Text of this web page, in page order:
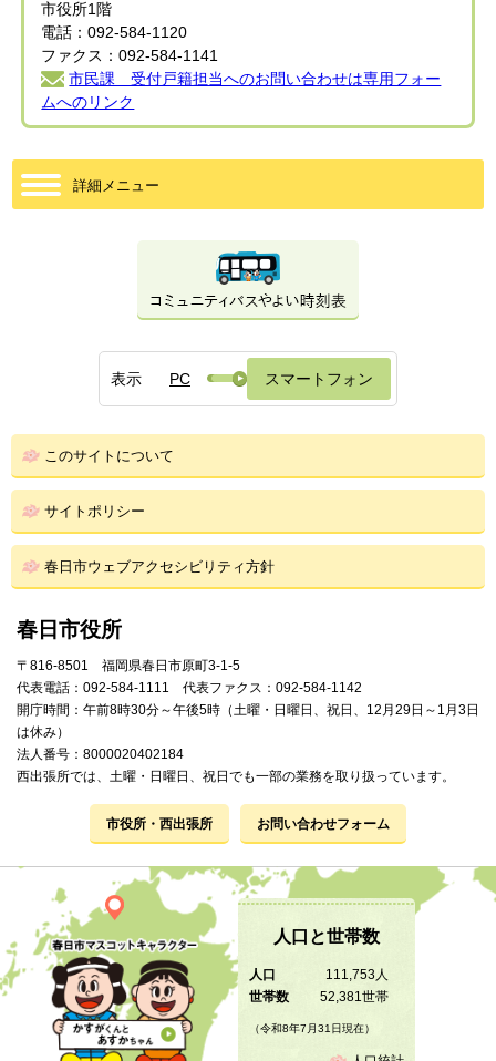
市役所1階
電話：092-584-1120
ファクス：092-584-1141
市民課 受付戸籍担当へのお問い合わせは専用フォー
ムへのリンク
詳細メニュー
表示 PC スマートフォン
このサイトについて
サイトポリシー
春日市ウェブアクセシビリティ方針
春日市役所
〒816-8501 福岡県春日市原町3-1-5
代表電話：092-584-1111 代表ファクス：092-584-1142
開庁時間：午前8時30分～午後5時（土曜・日曜日、祝日、12月29日～1月3日
は休み）
法人番号：8000020402184
西出張所では、土曜・日曜日、祝日でも一部の業務を取り扱っています。
市役所・西出張所 お問い合わせフォーム
人口と世帯数
人口
111,753人
世帯数
52,381世帯
（令和8年7月31日現在）